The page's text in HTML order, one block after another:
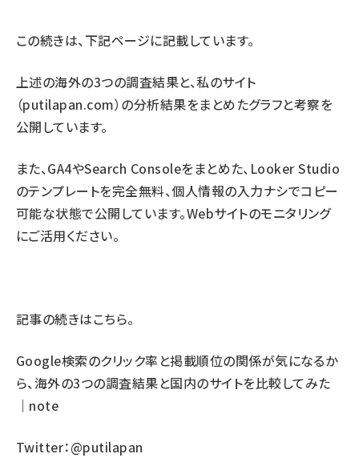
この続きは、下記ページに記載しています。
上述の海外の3つの調査結果と、私のサイト
（putilapan.com）の分析結果をまとめたグラフと考察を
公開しています。
また、GA4やSearch Consoleをまとめた、Looker Studio
のテンプレートを完全無料、個人情報の入力ナシでコピー
可能な状態で公開しています。Webサイトのモニタリング
にご活用ください。
記事の続きはこちら。
Google検索のクリック率と掲載順位の関係が気になるか
ら、海外の3つの調査結果と国内のサイトを比較してみた
｜note
Twitter：@putilapan